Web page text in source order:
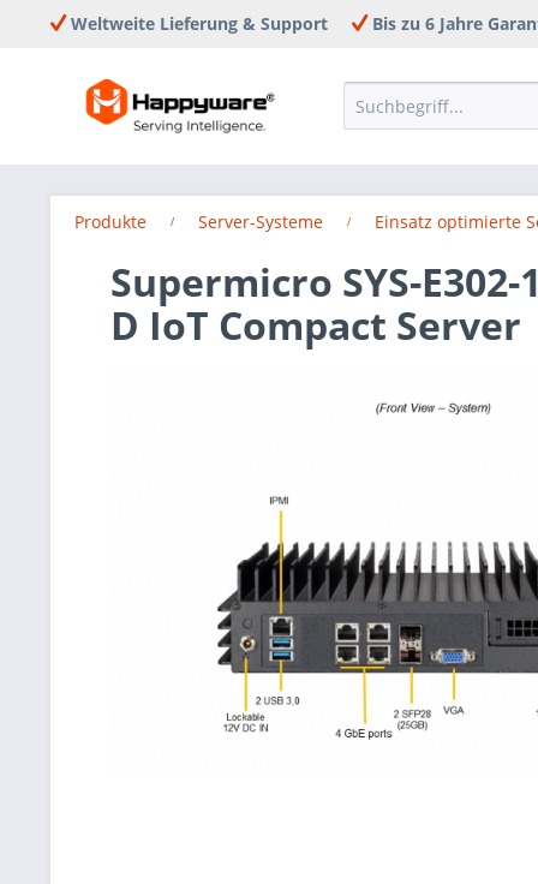
Weltweite Lieferung & Support Bis zu 6 Jahre
Produkte Server-Systeme Einsatz optimierte
Supermicro SYS-
D IoT Compact Server